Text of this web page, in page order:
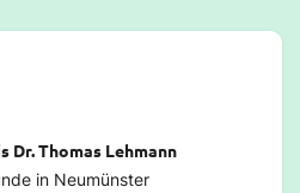
Dr. Thomas Lehmann
in Neumünster